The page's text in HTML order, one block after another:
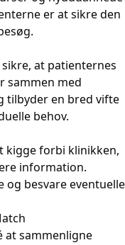
er at sikre den
at patienternes
sammen med
tilbyder en bred vifte
behov.
kigge forbi klinikken,
information.
besvare eventuelle
at sammenligne